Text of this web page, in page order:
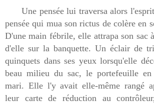
Une pensée lui traversa alors
pensée qui mua son rictus de colère en
D'une main fébrile, elle attrapa son sac
d'elle sur la banquette. Un éclair de
quinquets dans ses yeux lorsqu'elle
beau milieu du sac, le portefeuille
mari. Elle l'y avait elle-même rangé
leur carte de réduction au